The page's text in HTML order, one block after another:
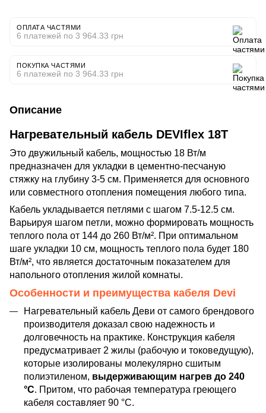
ОПЛАТА ЧАСТЯМИ
6 платежей по 3 964.33 грн
ПОКУПКА ЧАСТЯМИ
6 платежей по 3 964.33 грн
Описание
Нагревательный кабель DEVIflex 18T
Это двужильный кабель, мощностью 18 Вт/м
предназначен для укладки в цементно-песчаную
стяжку на глубину 3-5 см. Применяется для основного
или совместного отопления помещения любого типа.
Кабель укладывается петлями с шагом 7.5-12.5 см.
Варьируя шагом петли, можно формировать мощность
теплого пола от 144 до 260 Вт/м². При оптимальном
шаге укладки 10 см, мощность теплого пола будет 180
Вт/м², что является достаточным показателем для
напольного отопления жилой комнаты.
Особенности и преимущества кабеля Devi
Нагревательный кабель Деви от самого брендового
производителя доказал свою надежность и
долговечность на практике. Конструкция кабеля
предусматривает 2 жилы (рабочую и токоведущую),
которые изолированы молекулярно сшитым
полиэтиленом, выдерживающим нагрев до 240
°C. Притом, что рабочая температура греющего
кабеля составляет 90 °C.